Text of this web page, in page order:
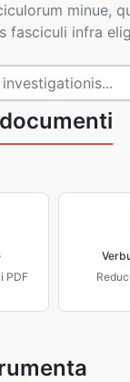
minue,
fasciculi infra
PDF